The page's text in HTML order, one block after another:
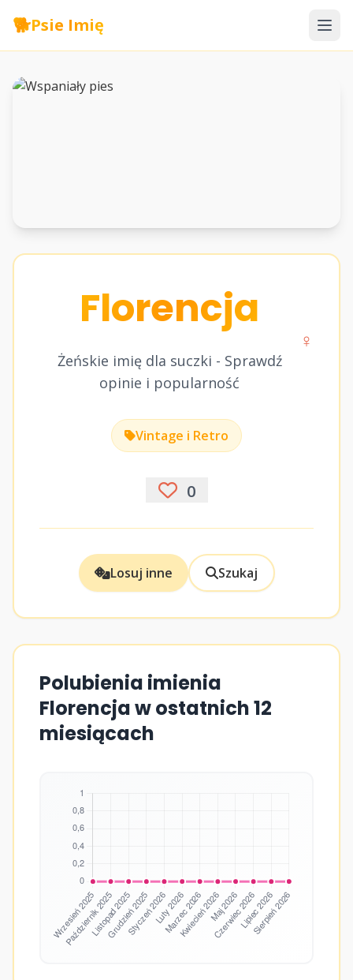
🐕Psie Imię
Florencja
Żeńskie imię dla suczki - Sprawdź
opinie i popularność
♀
Vintage i Retro
0
Losuj inne Szukaj
Polubienia imienia
Florencja w ostatnich 12
miesiącach